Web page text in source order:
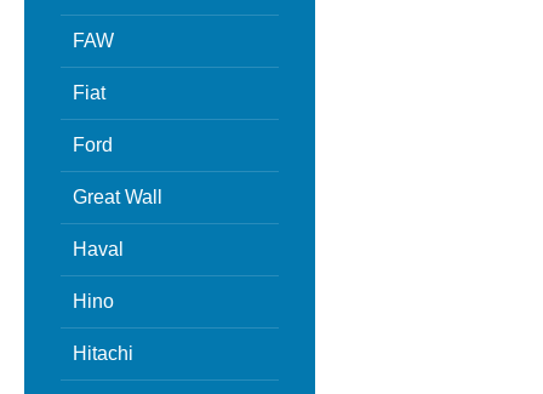
FAW
Fiat
Ford
Great Wall
Haval
Hino
Hitachi